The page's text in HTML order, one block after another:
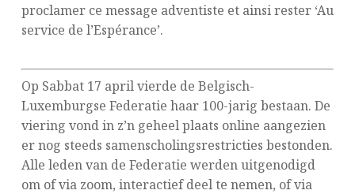
proclamer ce message adventiste et ainsi rester ‘Au
service de l’Espérance’.
Op Sabbat 17 april vierde de Belgisch-
Luxemburgse Federatie haar 100-jarig bestaan. De
viering vond in z’n geheel plaats online aangezien
er nog steeds samenscholingsrestricties bestonden.
Alle leden van de Federatie werden uitgenodigd
om of via zoom, interactief deel te nemen, of via